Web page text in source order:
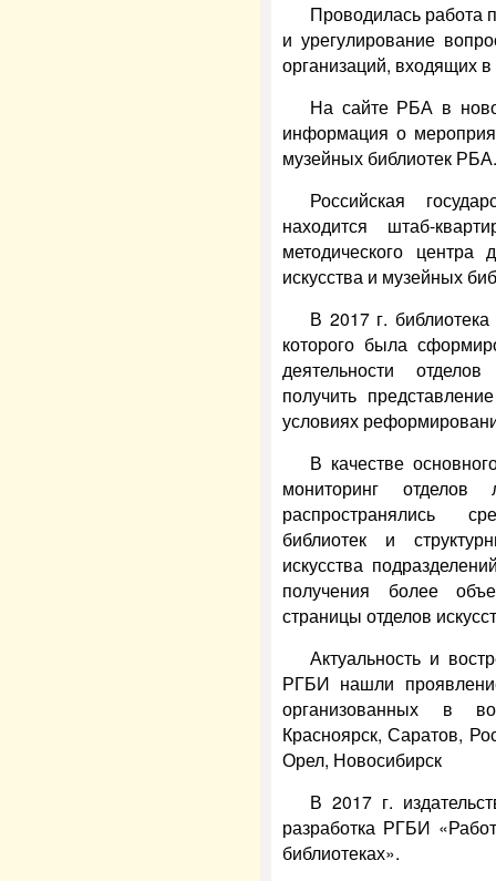
Проводилась работа
и урегулирование
организаций, входящих
На сайте РБА в
информация о
музейных библиотек РБА.
Российская
находится штаб-
методического
искусства и музейных
В 2017 г.
которого была
деятельности
получить
условиях
В качестве
мониторинг отделов
распространялись
библиотек и
искусства
получения более
страницы отделов
Актуальность и
РГБИ нашли
организованных в
Красноярск, Саратов,
Орел, Новосибирск
В 2017 г.
разработка РГБИ
библиотеках».